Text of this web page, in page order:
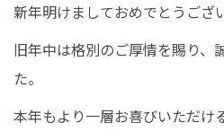
お客様の声
新年明けましておめでとうござ
旧年中は格別のご厚情を賜り、
た。
本年もより一層お喜びいただけ